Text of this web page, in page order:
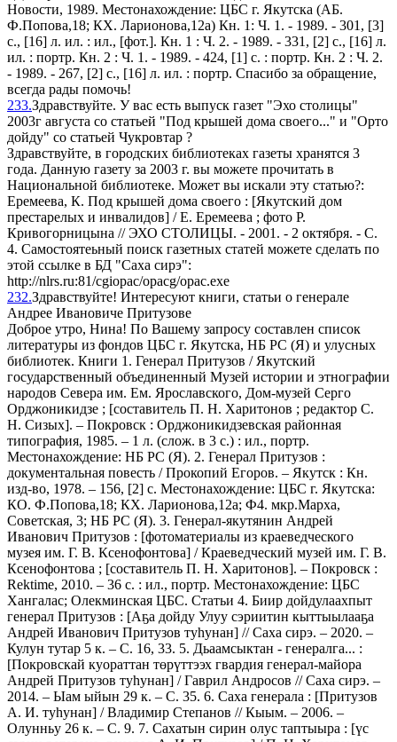
Новости, 1989. Местонахождение: ЦБС г. Якутска (АБ.
Ф.Попова,18; КХ. Ларионова,12а) Кн. 1: Ч. 1. - 1989. - 301, [3]
с., [16] л. ил. : ил., [фот.]. Кн. 1 : Ч. 2. - 1989. - 331, [2] с., [16] л.
ил. : портр. Кн. 2 : Ч. 1. - 1989. - 424, [1] с. : портр. Кн. 2 : Ч. 2.
- 1989. - 267, [2] с., [16] л. ил. : портр. Спасибо за обращение,
всегда рады помочь!
233.Здравствуйте. У вас есть выпуск газет "Эхо столицы"
2003г августа со статьей "Под крышей дома своего..." и "Орто
дойду" со статьей Чукровтар ?
Здравствуйте, в городских библиотеках газеты хранятся 3
года. Данную газету за 2003 г. вы можете прочитать в
Национальной библиотеке. Может вы искали эту статью?:
Еремеева, К. Под крышей дома своего : [Якутский дом
престарелых и инвалидов] / Е. Еремеева ; фото Р.
Кривогорницына // ЭХО СТОЛИЦЫ. - 2001. - 2 октября. - С.
4. Самостоятеьный поиск газетных статей можете сделать по
этой ссылке в БД "Саха сирэ":
http://nlrs.ru:81/cgiopac/opacg/opac.exe
232.Здравствуйте! Интересуют книги, статьи о генерале
Андрее Ивановиче Притузове
Доброе утро, Нина! По Вашему запросу составлен список
литературы из фондов ЦБС г. Якутска, НБ РС (Я) и улусных
библиотек. Книги 1. Генерал Притузов / Якутский
государственный объединенный Музей истории и этнографии
народов Севера им. Ем. Ярославского, Дом-музей Серго
Орджоникидзе ; [составитель П. Н. Харитонов ; редактор С.
Н. Сизых]. – Покровск : Орджоникидзевская районная
типография, 1985. – 1 л. (слож. в 3 с.) : ил., портр.
Местонахождение: НБ РС (Я). 2. Генерал Притузов :
документальная повесть / Прокопий Егоров. – Якутск : Кн.
изд-во, 1978. – 156, [2] с. Местонахождение: ЦБС г. Якутска:
КО. Ф.Попова,18; КХ. Ларионова,12а; Ф4. мкр.Марха,
Советская, 3; НБ РС (Я). 3. Генерал-якутянин Андрей
Иванович Притузов : [фотоматериалы из краеведческого
музея им. Г. В. Ксенофонтова] / Краеведческий музей им. Г. В.
Ксенофонтова ; [составитель П. Н. Харитонов]. – Покровск :
Rektime, 2010. – 36 с. : ил., портр. Местонахождение: ЦБС
Хангалас; Олекминская ЦБС. Статьи 4. Биир дойдулаахпыт
генерал Притузов : [Аҕа дойду Улуу сэриитин кыттыылааҕа
Андрей Иванович Притузов туһунан] // Саха сирэ. – 2020. –
Кулун тутар 5 к. – С. 16, 33. 5. Дьаамсыктан - генералга... :
[Покровскай куораттан төрүттээх гвардия генерал-майора
Андрей Притузов туһунан] / Гаврил Андросов // Саха сирэ. –
2014. – Ыам ыйын 29 к. – С. 35. 6. Саха генерала : [Притузов
А. И. туһунан] / Владимир Степанов // Кыым. – 2006. –
Олунньу 26 к. – С. 9. 7. Сахатын сирин олус таптыыра : [үс